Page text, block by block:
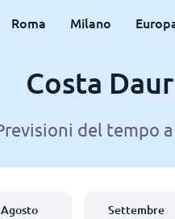
Roma Milano
Costa
del tempo
Agosto Settembre